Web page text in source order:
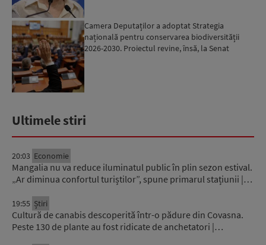
Camera Deputaților a adoptat Strategia
națională pentru conservarea biodiversității
2026-2030. Proiectul revine, însă, la Senat
Ultimele stiri
20:03 Economie
Mangalia nu va reduce iluminatul public în plin sezon estival.
„Ar diminua confortul turiștilor”, spune primarul stațiunii |…
19:55 Știri
Cultură de canabis descoperită într-o pădure din Covasna.
Peste 130 de plante au fost ridicate de anchetatori |…